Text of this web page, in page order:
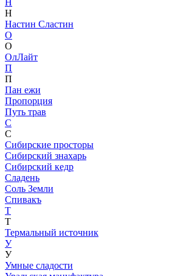
Н
Н
Настин Сластин
О
О
ОлЛайт
П
П
Пан ежи
Пропорция
Путь трав
С
С
Сибирские просторы
Сибирский знахарь
Сибирский кедр
Сладень
Соль Земли
Спивакъ
Т
Т
Термальный источник
У
У
Умные сладости